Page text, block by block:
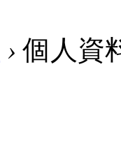
› 個人資